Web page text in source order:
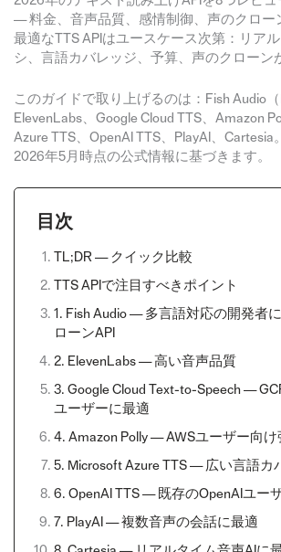
— 料金、音声品質、感情制御、声のクロー
最適なTTS APIはユースケース次第：リア
シ、言語カバレッジ、予算、声のクローン
このガイドで取り上げるのは：Fish Audio（
ElevenLabs、Google Cloud TTS、Amazon
Azure TTS、OpenAI TTS、PlayAI、Cartesia
2026年5月時点の公式情報に基づきます。
目次
TL;DR — クイック比較
TTS APIで注目すべきポイント
1. Fish Audio — 多言語対応の開発者
ローンAPI
2. ElevenLabs — 高い音声品質
3. Google Cloud Text-to-Speech —
ユーザーに最適
4. Amazon Polly — AWSユーザー向
5. Microsoft Azure TTS — 広い言語カ
6. OpenAI TTS — 既存のOpenAIユー
7. PlayAI — 複数音声の会話に最適